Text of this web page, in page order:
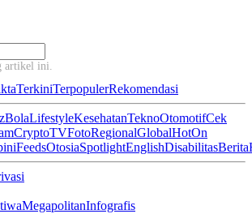
artikel ini..
TerkiniTerpopulerRekomendasi
BolaLifestyleKesehatanTeknoOtomotifCek
CryptoTVFotoRegionalGlobalHotOn
FeedsOtosiaSpotlightEnglishDisabilitasBerita
MegapolitanInfografis